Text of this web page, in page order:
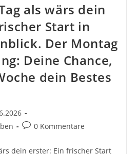
als wärs dein
Start in
Der Montag
Deine Chance,
dein Bestes
Beitrags-
0 Kommentare
dein erster: Ein frischer Start